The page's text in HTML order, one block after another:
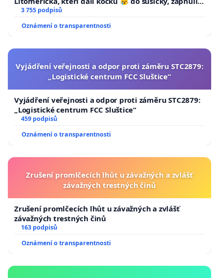
a umírání zvířete natočili.
3 755 podpisů
Oznámení o transparentnosti
Vyjádření veřejnosti a odpor proti záměru STC2879:
„Logistické centrum FCC Sluštice“
Vyjádření veřejnosti a odpor proti záměru STC2879:
„Logistické centrum FCC Sluštice“
459 podpisů
Oznámení o transparentnosti
Zrušení promlčecích lhůt u závažných a zvlášť
závažných trestných činů
Zrušení promlčecích lhůt u závažných a zvlášť
závažných trestných činů
163 podpisů
Oznámení o transparentnosti